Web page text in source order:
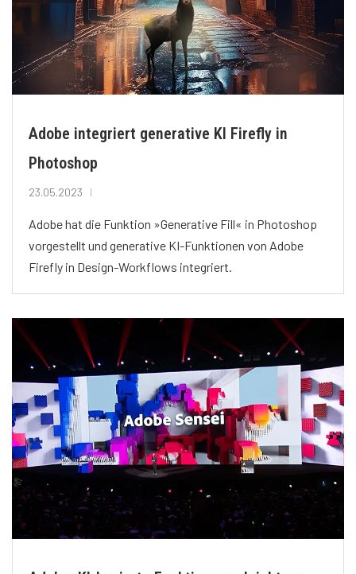
Adobe integriert generative KI Firefly in
Photoshop
23.05.2023
Adobe hat die Funktion »Generative Fill« in Photoshop
vorgestellt und generative KI-Funktionen von Adobe
Firefly in Design-Workflows integriert.